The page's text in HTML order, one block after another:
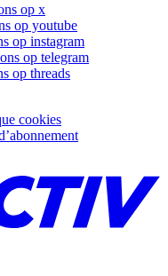
op x
op youtube
op instagram
op telegram
op threads
cookies